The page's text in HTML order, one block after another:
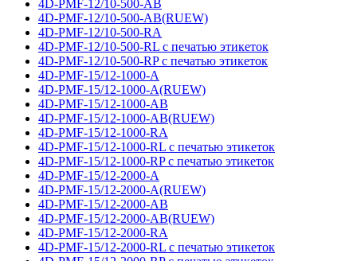
4D-PMF-12/10-500-AB
4D-PMF-12/10-500-AB(RUEW)
4D-PMF-12/10-500-RA
4D-PMF-12/10-500-RL с печатью этикеток
4D-PMF-12/10-500-RP с печатью этикеток
4D-PMF-15/12-1000-A
4D-PMF-15/12-1000-A(RUEW)
4D-PMF-15/12-1000-AB
4D-PMF-15/12-1000-AB(RUEW)
4D-PMF-15/12-1000-RA
4D-PMF-15/12-1000-RL с печатью этикеток
4D-PMF-15/12-1000-RP с печатью этикеток
4D-PMF-15/12-2000-A
4D-PMF-15/12-2000-A(RUEW)
4D-PMF-15/12-2000-AB
4D-PMF-15/12-2000-AB(RUEW)
4D-PMF-15/12-2000-RA
4D-PMF-15/12-2000-RL с печатью этикеток